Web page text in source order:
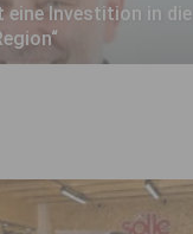
eine Investition in die